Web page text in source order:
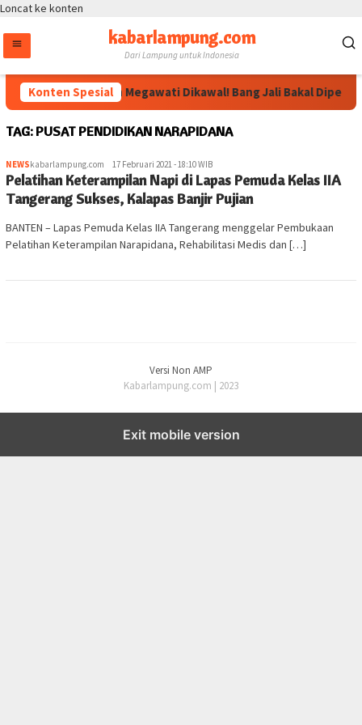
Loncat ke konten
kabarlampung.com
Dari Lampung untuk Indonesia
Konten SpesialArahan Megawati Dikawal! Bang Jali Bakal
TAG: PUSAT PENDIDIKAN NARAPIDANA
NEWSkabarlampung.com 17 Februari 2021 - 18:10 WIB
Pelatihan Keterampilan Napi di Lapas Pemuda Kelas IIA
Tangerang Sukses, Kalapas Banjir Pujian
BANTEN – Lapas Pemuda Kelas IIA Tangerang menggelar Pembukaan
Pelatihan Keterampilan Narapidana, Rehabilitasi Medis dan […]
Versi Non AMP
Kabarlampung.com | 2023
Exit mobile version